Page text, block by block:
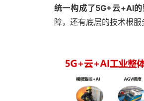
统一构成了5G+云+AI的
障，还有底层的技术根服